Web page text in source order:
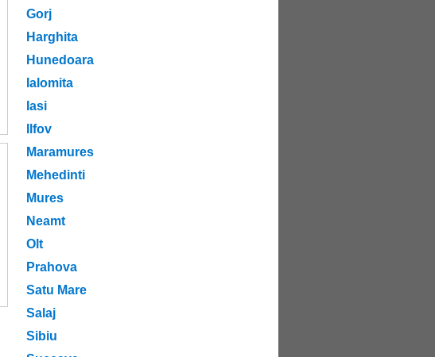
Gorj
Harghita
Hunedoara
Ialomita
Iasi
Ilfov
Maramures
Mehedinti
Mures
Neamt
Olt
Prahova
Satu Mare
Salaj
Sibiu